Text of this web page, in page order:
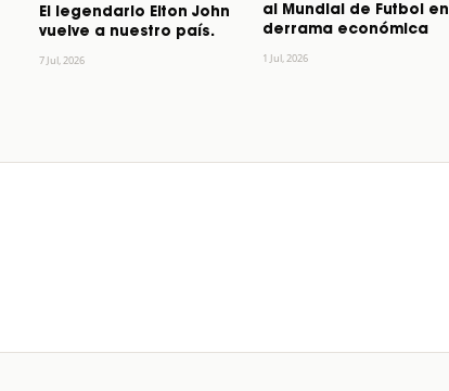
El legendario Elton John
vuelve a nuestro país.
7 Jul, 2026
al Mundial de Futbol en
derrama económica
1 Jul, 2026